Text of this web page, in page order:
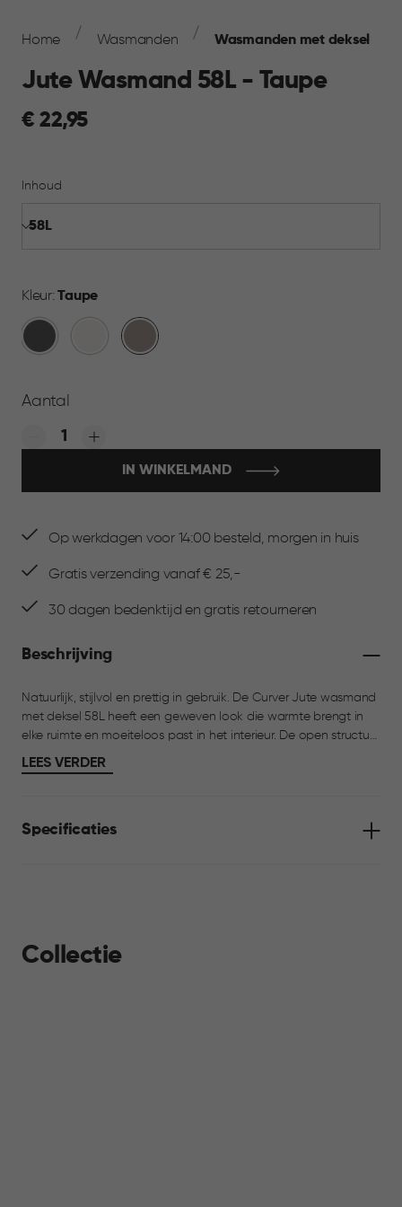
Navigation
Home Wasmanden Wasmanden met deksel
Jute Wasmand 58L - Taupe
€
€ 22,95
Inhoud
Kleur:Taupe
Antraciet Taupe
Aantal
Quantity:
IN WINKELMAND
Op werkdagen voor 14:00 besteld, morgen in huis
Gratis verzending vanaf € 25,-
30 dagen bedenktijd en gratis retourneren
Beschrijving
Natuurlijk, stijlvol en prettig in gebruik. De Curver Jute wasmand
met deksel 58L heeft een geweven look die warmte brengt in
elke ruimte en moeiteloos past in het interieur. De open structuur
zorgt voor goede ventilatie, zodat je was fris blijft. Met een
inhoud van 58 liter is deze wasmand ideaal voor dagelijks
LEES VERDER
Specificaties
Collectie